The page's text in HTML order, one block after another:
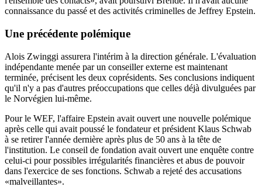
connaissance du passé et des activités criminelles de Jeffrey Epstein.
Une précédente polémique
Alois Zwinggi assurera l'intérim à la direction générale. L'évaluation
indépendante menée par un conseiller externe est maintenant
terminée, précisent les deux coprésidents. Ses conclusions indiquent
qu'il n'y a pas d'autres préoccupations que celles déjà divulguées par
le Norvégien lui-même.
Pour le WEF, l'affaire Epstein avait ouvert une nouvelle polémique
après celle qui avait poussé le fondateur et président Klaus Schwab
à se retirer l'année dernière après plus de 50 ans à la tête de
l'institution. Le conseil de fondation avait ouvert une enquête contre
celui-ci pour possibles irrégularités financières et abus de pouvoir
dans l'exercice de ses fonctions. Schwab a rejeté des accusations
«malveillantes».